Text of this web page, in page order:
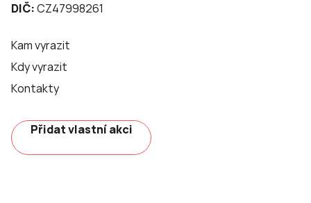
DIČ:CZ47998261
Kam vyrazit
Kdy vyrazit
Kontakty
Přidat vlastní akci